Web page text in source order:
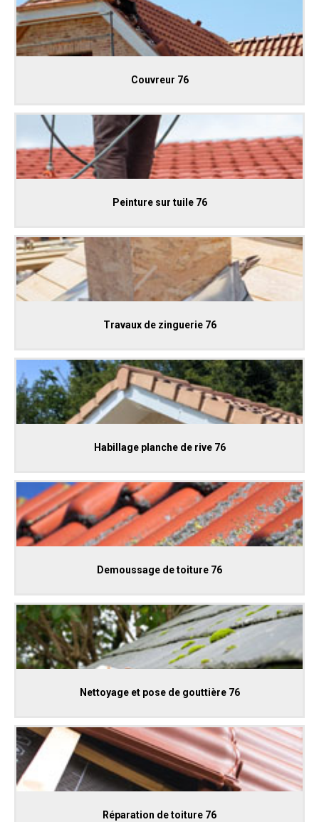
Couvreur 76
Peinture sur tuile 76
Travaux de zinguerie 76
Habillage planche de rive 76
Demoussage de toiture 76
Nettoyage et pose de gouttière 76
Réparation de toiture 76